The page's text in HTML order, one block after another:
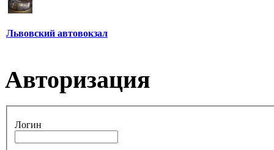
Львовский автовокзал
Авторизация
Логин